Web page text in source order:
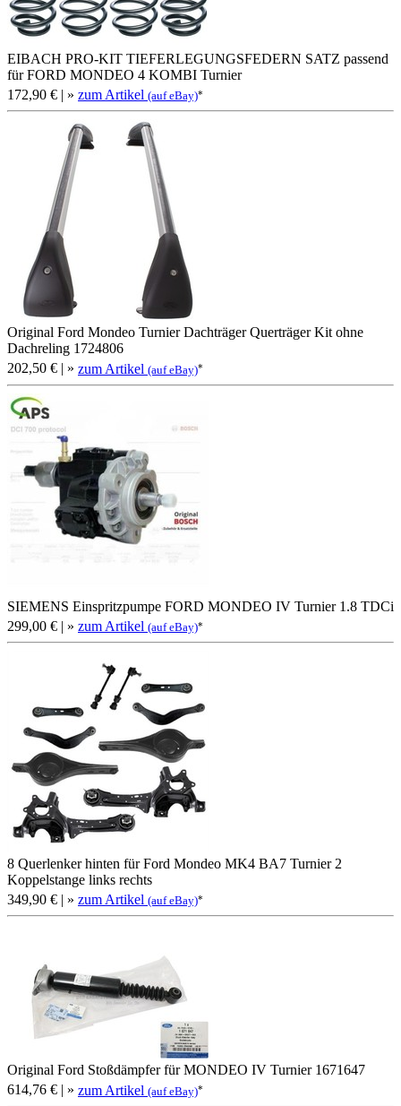
EIBACH PRO-KIT TIEFERLEGUNGSFEDERN SATZ passend
für FORD MONDEO 4 KOMBI Turnier
172,90 € | » zum Artikel (auf eBay)*
Original Ford Mondeo Turnier Dachträger Querträger Kit ohne
Dachreling 1724806
202,50 € | » zum Artikel (auf eBay)*
SIEMENS Einspritzpumpe FORD MONDEO IV Turnier 1.8 TDCi
299,00 € | » zum Artikel (auf eBay)*
8 Querlenker hinten für Ford Mondeo MK4 BA7 Turnier 2
Koppelstange links rechts
349,90 € | » zum Artikel (auf eBay)*
Original Ford Stoßdämpfer für MONDEO IV Turnier 1671647
614,76 € | » zum Artikel (auf eBay)*